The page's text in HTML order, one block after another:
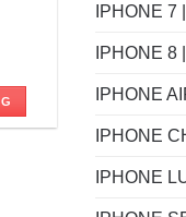
IPHONE 7
IPHONE 8
IPHONE
IPHONE
IPHONE